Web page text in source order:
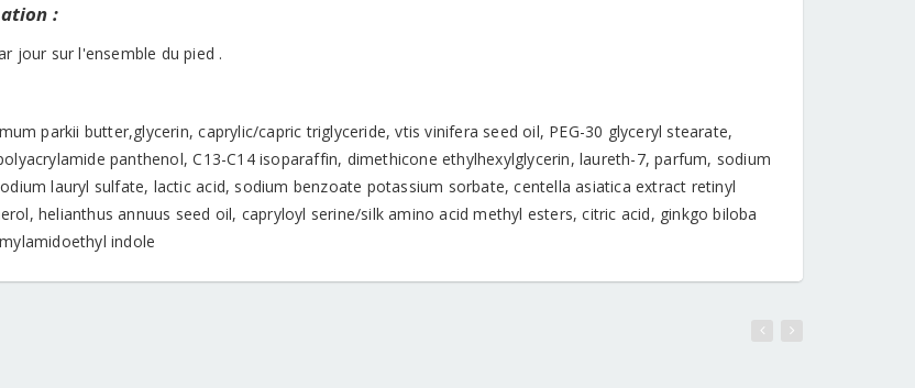
:
jour sur l'ensemble du pied .
parkii butter,glycerin, caprylic/capric triglyceride, vtis vinifera seed oil, PEG-30 glyceryl stearate,
panthenol, C13-C14 isoparaffin, dimethicone ethylhexylglycerin, laureth-7, parfum, sodium
lauryl sulfate, lactic acid, sodium benzoate potassium sorbate, centella asiatica extract retinyl
helianthus annuus seed oil, capryloyl serine/silk amino acid methyl esters, citric acid, ginkgo biloba
indole